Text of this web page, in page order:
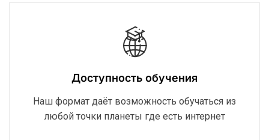
Доступность обучения
Наш формат даёт возможность обучаться из
любой точки планеты где есть интернет